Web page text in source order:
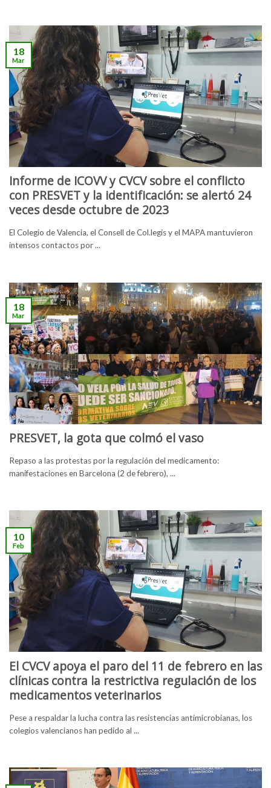
Informe de ICOVV y CVCV sobre el conflicto
con PRESVET y la identificación: se alertó 24
veces desde octubre de 2023
El Colegio de Valencia, el Consell de Col.legis y el MAPA mantuvieron
intensos contactos por ...
18
Mar
PRESVET, la gota que colmó el vaso
Repaso a las protestas por la regulación del medicamento:
manifestaciones en Barcelona (2 de febrero), ...
18
Mar
El CVCV apoya el paro del 11 de febrero en las
clínicas contra la restrictiva regulación de los
medicamentos veterinarios
Pese a respaldar la lucha contra las resistencias antimicrobianas, los
colegios valencianos han pedido al ...
10
Feb